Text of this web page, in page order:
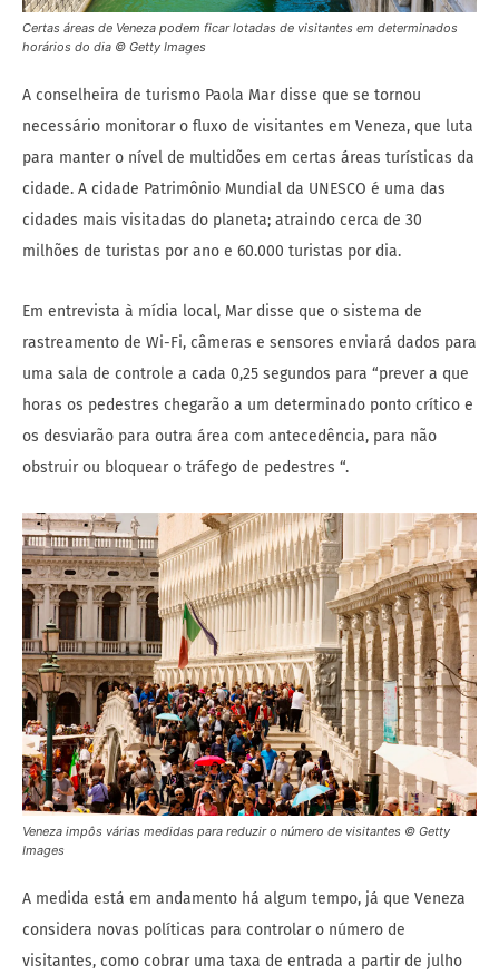
Certas áreas de Veneza podem ficar lotadas de visitantes em determinados
horários do dia © Getty Images
A conselheira de turismo Paola Mar disse que se tornou
necessário monitorar o fluxo de visitantes em Veneza, que luta
para manter o nível de multidões em certas áreas turísticas da
cidade. A cidade Patrimônio Mundial da UNESCO é uma das
cidades mais visitadas do planeta; atraindo cerca de 30
milhões de turistas por ano e 60.000 turistas por dia.
Em entrevista à mídia local, Mar disse que o sistema de
rastreamento de Wi-Fi, câmeras e sensores enviará dados para
uma sala de controle a cada 0,25 segundos para “prever a que
horas os pedestres chegarão a um determinado ponto crítico e
os desviarão para outra área com antecedência, para não
obstruir ou bloquear o tráfego de pedestres “.
Veneza impôs várias medidas para reduzir o número de visitantes © Getty
Images
A medida está em andamento há algum tempo, já que Veneza
considera novas políticas para controlar o número de
visitantes, como cobrar uma taxa de entrada a partir de julho